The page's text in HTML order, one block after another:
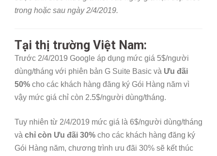
trong hoặc sau ngày 2/4/2019.
Tại thị trường Việt Nam:
Trước 2/4/2019 Google áp dụng mức giá 5$/người
dùng/tháng với phiên bản G Suite Basic và Ưu đãi
50% cho các khách hàng đăng ký Gói Hàng năm vì
vậy mức giá chỉ còn 2.5$/người dùng/tháng.
Tuy nhiên từ 2/4/2019 mức giá là 6$/người dùng/tháng
và chỉ còn Ưu đãi 30% cho các khách hàng đăng ký
Gói Hàng năm, chương trình ưu đãi 30% sẽ kết thúc